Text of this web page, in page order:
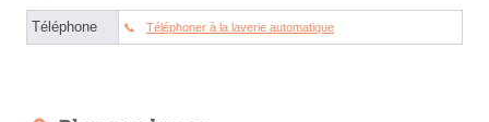
Téléphone Téléphoner à la laverie automatique